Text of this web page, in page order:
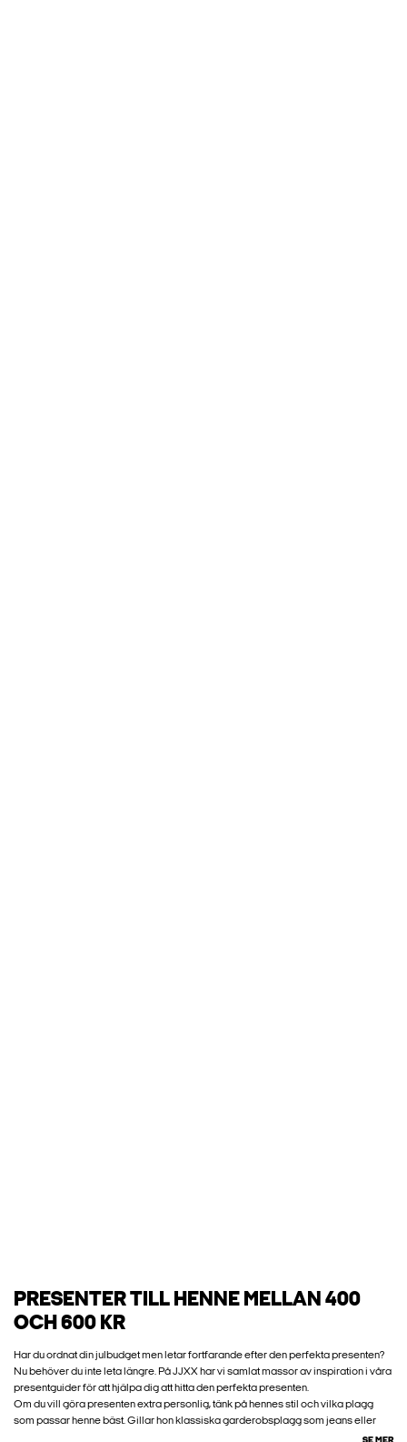
PRESENTER TILL HENNE MELLAN 400
OCH 600 KR
Har du ordnat din julbudget men letar fortfarande efter den perfekta presenten?
Nu behöver du inte leta längre. På JJXX har vi samlat massor av inspiration i våra
presentguider för att hjälpa dig att hitta den perfekta presenten.
Om du vill göra presenten extra personlig, tänk på hennes stil och vilka plagg
som passar henne bäst. Gillar hon klassiska garderobsplagg som jeans eller